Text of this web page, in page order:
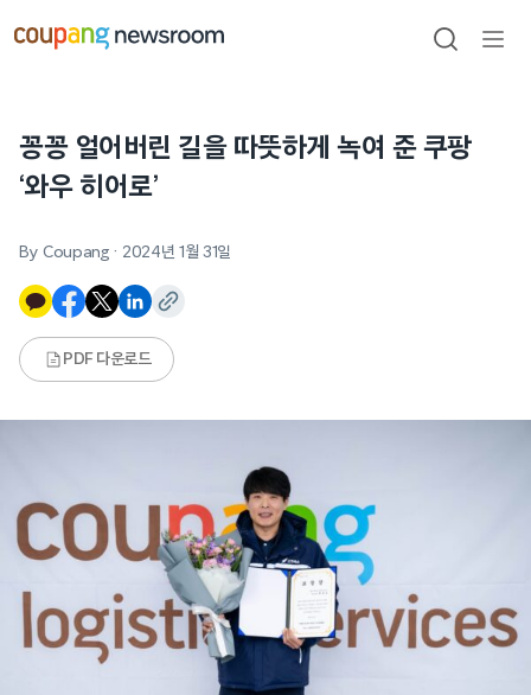
건너뛰기
검색
꽁꽁 얼어버린 길을 따뜻하게 녹여 준 쿠팡
‘와우 히어로’
By Coupang · 2024년 1월 31일
PDF 다운로드